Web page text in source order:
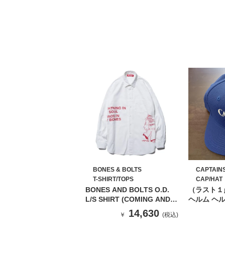
BONES & BOLTS
T-SHIRT/TOPS
BONES AND BOLTS O.D.
L/S SHIRT (COMING AND
GOING) WHITE
￥ 14,630 (税込)
CAP/HAT
（ラスト
ヘルム ヘ
バック キ